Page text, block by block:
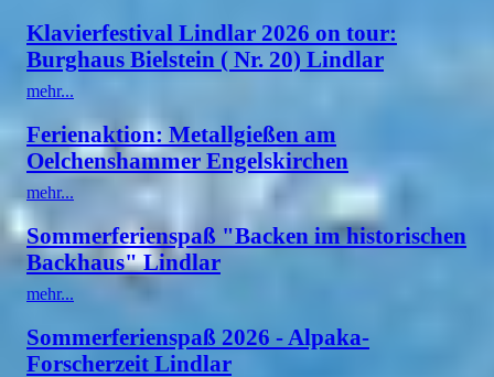
Klavierfestival Lindlar 2026 on tour:
Burghaus Bielstein ( Nr. 20) Lindlar
mehr...
Ferienaktion: Metallgießen am
Oelchenshammer Engelskirchen
mehr...
Sommerferienspaß "Backen im historischen
Backhaus" Lindlar
mehr...
Sommerferienspaß 2026 - Alpaka-
Forscherzeit Lindlar